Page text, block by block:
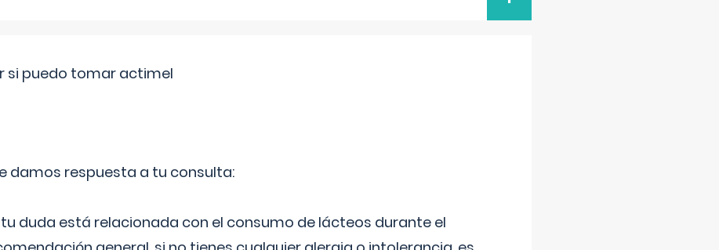
si puedo tomar actimel
damos respuesta a tu consulta:
duda está relacionada con el consumo de lácteos durante el